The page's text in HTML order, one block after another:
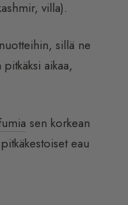
villa).
sillä ne
aikaa,
sen korkean
eau